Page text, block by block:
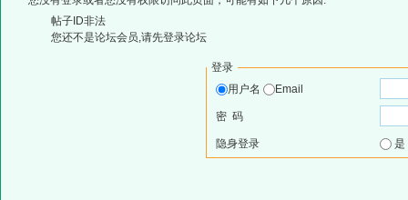
帖子ID非法
您还不是论坛会员,请先登录论坛
登录
用户名
Email
密 码
隐身登录